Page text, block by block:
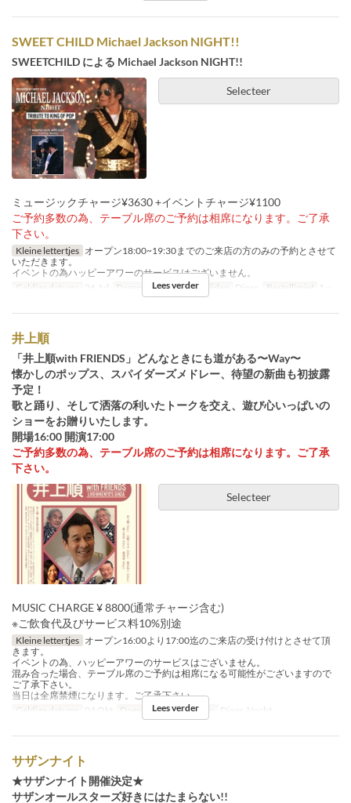
SWEET CHILD Michael Jackson NIGHT!!
SWEETCHILD による Michael Jackson NIGHT!!
Selecteer
ミュージックチャージ¥3630 +イベントチャージ¥1100
ご予約多数の為、テーブル席のご予約は相席になります。ご了承
下さい。
Kleine lettertjes オープン18:00~19:30までのご来店の方のみの予約とさせて
いただきます。
イベントの為ハッピーアワーのサービスはございません。
Geldige datums
26 Jul Dagen Zo, Vak Maaltijden Diner Bestellimiet 1 ~
Lees verder
井上順
「井上順with FRIENDS」どんなときにも道がある〜Way〜
懐かしのポップス、スパイダーズメドレー、待望の新曲も初披露
予定！
歌と踊り、そして洒落の利いたトークを交え、遊び心いっぱいの
ショーをお贈りいたします。
開場16:00 開演17:00
ご予約多数の為、テーブル席のご予約は相席になります。ご了承
下さい。
Selecteer
MUSIC CHARGE ¥ 8800(通常チャージ含む)
※ご飲食代及びサービス料10%別途
Kleine lettertjes オープン16:00より17:00迄のご来店の受け付けとさせて頂
きます。
イベントの為、ハッピーアワーのサービスはございません。
混み合った場合、テーブル席のご予約は相席になる可能性がございますので
ご了承下さい。
当日は全席禁煙になります。ご了承下さい。
Geldige datums
04 Okt Dagen Zo Maaltijden Diner, Nacht
Lees verder
サザンナイト
★サザンナイト開催決定★
サザンオールスターズ好きにはたまらない!!